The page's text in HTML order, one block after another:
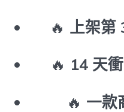
🔥 上架第
🔥 14 天
🔥 一款